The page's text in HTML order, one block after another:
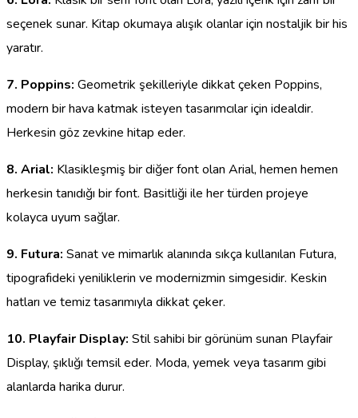
seçenek sunar. Kitap okumaya alışık olanlar için nostaljik bir his
yaratır.
7. Poppins: Geometrik şekilleriyle dikkat çeken Poppins,
modern bir hava katmak isteyen tasarımcılar için idealdir.
Herkesin göz zevkine hitap eder.
8. Arial: Klasikleşmiş bir diğer font olan Arial, hemen hemen
herkesin tanıdığı bir font. Basitliği ile her türden projeye
kolayca uyum sağlar.
9. Futura: Sanat ve mimarlık alanında sıkça kullanılan Futura,
tipografideki yeniliklerin ve modernizmin simgesidir. Keskin
hatları ve temiz tasarımıyla dikkat çeker.
10. Playfair Display: Stil sahibi bir görünüm sunan Playfair
Display, şıklığı temsil eder. Moda, yemek veya tasarım gibi
alanlarda harika durur.